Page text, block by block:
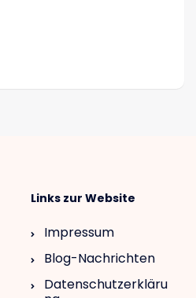
Links zur Website
Impressum
Blog-Nachrichten
Datenschutzerkläru